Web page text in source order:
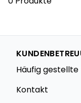
Häufig gestellte
Kontakt